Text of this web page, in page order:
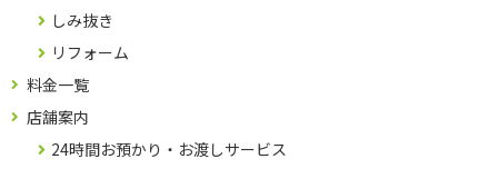
しみ抜き
リフォーム
料金一覧
店舗案内
24時間お預かり・お渡しサービス